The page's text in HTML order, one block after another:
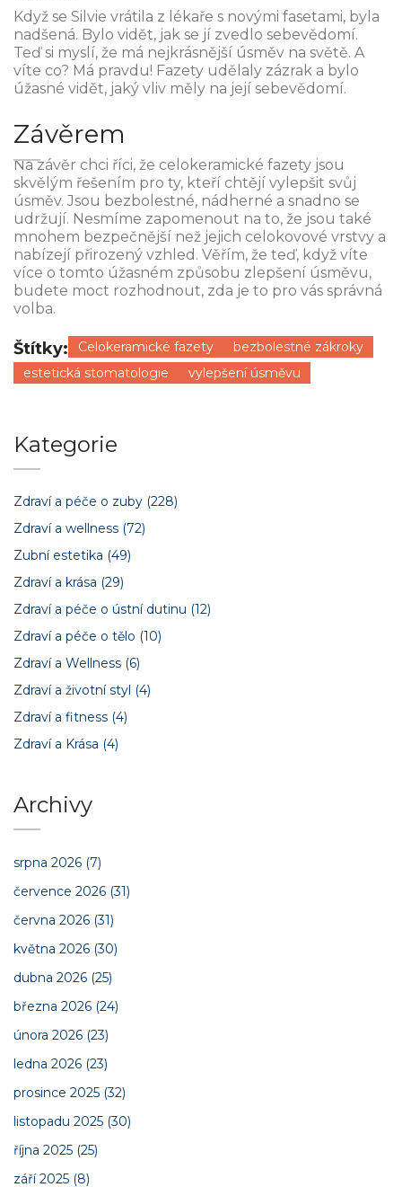
Když se Silvie vrátila z lékaře s novými fasetami, byla
nadšená. Bylo vidět, jak se jí zvedlo sebevědomí.
Teď si myslí, že má nejkrásnější úsměv na světě. A
víte co? Má pravdu! Fazety udělaly zázrak a bylo
úžasné vidět, jaký vliv měly na její sebevědomí.
Závěrem
Na závěr chci říci, že celokeramické fazety jsou
skvělým řešením pro ty, kteří chtějí vylepšit svůj
úsměv. Jsou bezbolestné, nádherné a snadno se
udržují. Nesmíme zapomenout na to, že jsou také
mnohem bezpečnější než jejich celokovové vrstvy a
nabízejí přirozený vzhled. Věřím, že teď, když víte
více o tomto úžasném způsobu zlepšení úsměvu,
budete moct rozhodnout, zda je to pro vás správná
volba.
Štítky: Celokeramické fazety
bezbolestné zákroky
estetická stomatologie
vylepšení úsměvu
Kategorie
Zdraví a péče o zuby (228)
Zdraví a wellness (72)
Zubní estetika (49)
Zdraví a krása (29)
Zdraví a péče o ústní dutinu (12)
Zdraví a péče o tělo (10)
Zdraví a Wellness (6)
Zdraví a životní styl (4)
Zdraví a fitness (4)
Zdraví a Krása (4)
Archivy
srpna 2026 (7)
července 2026 (31)
června 2026 (31)
května 2026 (30)
dubna 2026 (25)
března 2026 (24)
února 2026 (23)
ledna 2026 (23)
prosince 2025 (32)
listopadu 2025 (30)
října 2025 (25)
září 2025 (8)